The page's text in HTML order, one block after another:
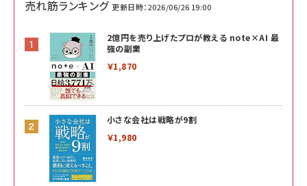
売れ筋ランキング 更新日時：2026/06/26 19:00
2億円を売り上げたプロが教える note×AI 最
強の副業
￥1,870
小さな会社は戦略が9割
￥1,980